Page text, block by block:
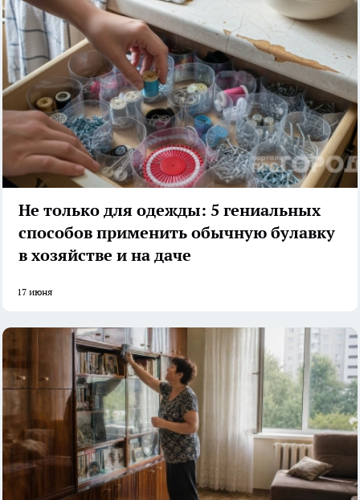
Не только для одежды: 5 гениальных
способов применить обычную булавку
в хозяйстве и на даче
17 июня